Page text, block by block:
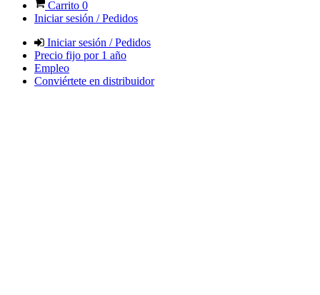
Carrito 0
Iniciar sesión / Pedidos
Iniciar sesión / Pedidos
Precio fijo por 1 año
Empleo
Conviértete en distribuidor